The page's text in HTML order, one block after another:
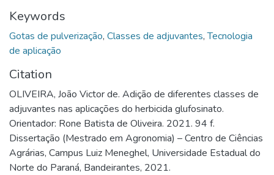
Keywords
Gotas de pulverização, Classes de adjuvantes,Tecnologia
de aplicação
Citation
OLIVEIRA, João Victor de. Adição de diferentes classes de
adjuvantes nas aplicações do herbicida glufosinato.
Orientador: Rone Batista de Oliveira. 2021. 94 f.
Dissertação (Mestrado em Agronomia) – Centro de Ciências
Agrárias, Campus Luiz Meneghel, Universidade Estadual do
Norte do Paraná, Bandeirantes, 2021.